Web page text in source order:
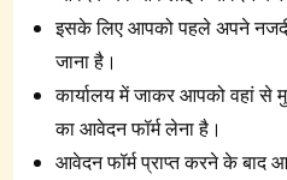
इसके लिए आपको पहले अपने
जाना है।
कार्यालय में जाकर आपको वहां से
का आवेदन फॉर्म लेना है।
आवेदन फॉर्म प्राप्त करने के बाद